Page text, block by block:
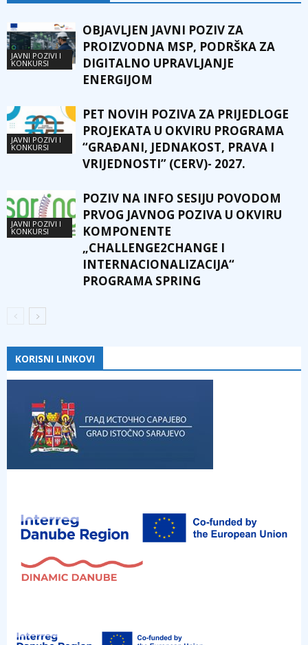
JAVNI POZIVI I
KONKURSI
OBJAVLJEN JAVNI POZIV ZA
PROIZVODNA MSP, PODRŠKA ZA
DIGITALNO UPRAVLJANJE
ENERGIJOM
JAVNI POZIVI I
KONKURSI
PET NOVIH POZIVA ZA PRIJEDLOGE
PROJEKATA U OKVIRU PROGRAMA
“GRAĐANI, JEDNAKOST, PRAVA I
VRIJEDNOSTI” (CERV)- 2027.
JAVNI POZIVI I
KONKURSI
POZIV NA INFO SESIJU POVODOM
PRVOG JAVNOG POZIVA U OKVIRU
KOMPONENTE
„CHALLENGE2CHANGE I
INTERNACIONALIZACIJA“
PROGRAMA SPRING
KORISNI LINKOVI